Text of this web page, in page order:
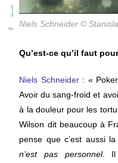
Niels Schneider ©
Qu’est-ce qu’il faut
Niels Schneider: « Poker
Avoir du sang-froid et
à la douleur pour les
Wilson dit beaucoup à
pense que c’est aussi
n’est pas personnel. Il